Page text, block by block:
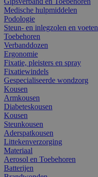
Medische hulpmiddelen
Podologie
Steun- en inlegzolen en voeten
Toebehoren
Verbanddozen
Ergonomie
Fixatie, pleisters en spray
Fixatiewindels
Gespecialiseerde wondzorg
Kousen
Armkousen
Diabeteskousen
Kousen
Steunkousen
Aderspatkousen
Littekenverzorging
Materiaal
Aerosol en Toebehoren
Batterijen